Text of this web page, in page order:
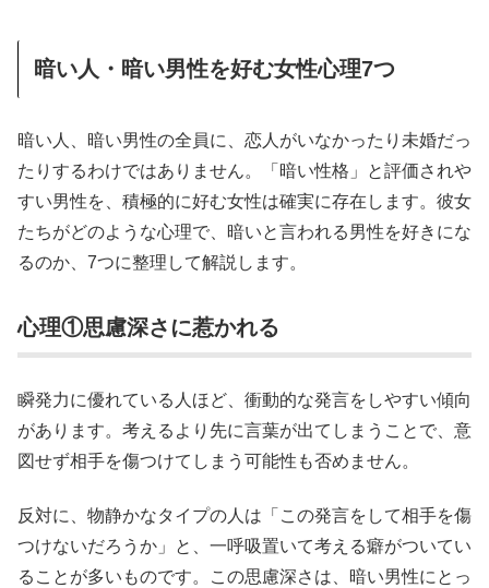
暗い人・暗い男性を好む女性心理7つ
暗い人、暗い男性の全員に、恋人がいなかったり未婚だっ
たりするわけではありません。「暗い性格」と評価されや
すい男性を、積極的に好む女性は確実に存在します。彼女
たちがどのような心理で、暗いと言われる男性を好きにな
るのか、7つに整理して解説します。
心理①思慮深さに惹かれる
瞬発力に優れている人ほど、衝動的な発言をしやすい傾向
があります。考えるより先に言葉が出てしまうことで、意
図せず相手を傷つけてしまう可能性も否めません。
反対に、物静かなタイプの人は「この発言をして相手を傷
つけないだろうか」と、一呼吸置いて考える癖がついてい
ることが多いものです。この思慮深さは、暗い男性にとっ